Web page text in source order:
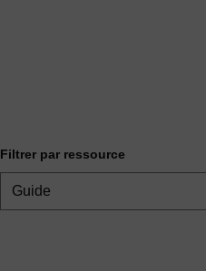
Filtrer par ressource